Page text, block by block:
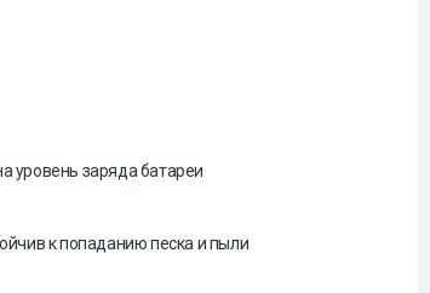
уровень заряда батареи
к попаданию песка и пыли